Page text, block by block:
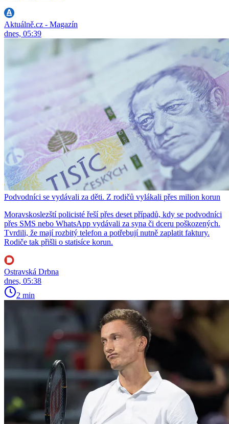
Aktuálně.cz - Magazín
dnes, 05:39
Podvodníci se vydávali za děti. Z rodičů vylákali přes milion korun
Moravskoslezští policisté řeší přes deset případů, kdy se podvodníci
přes SMS nebo WhatsApp vydávali za syna či dceru poškozených.
Tvrdili, že mají rozbitý telefon a potřebují nutně zaplatit faktury.
Rodiče tak přišli o statisíce korun.
Ostravská Drbna
dnes, 05:38
2 min